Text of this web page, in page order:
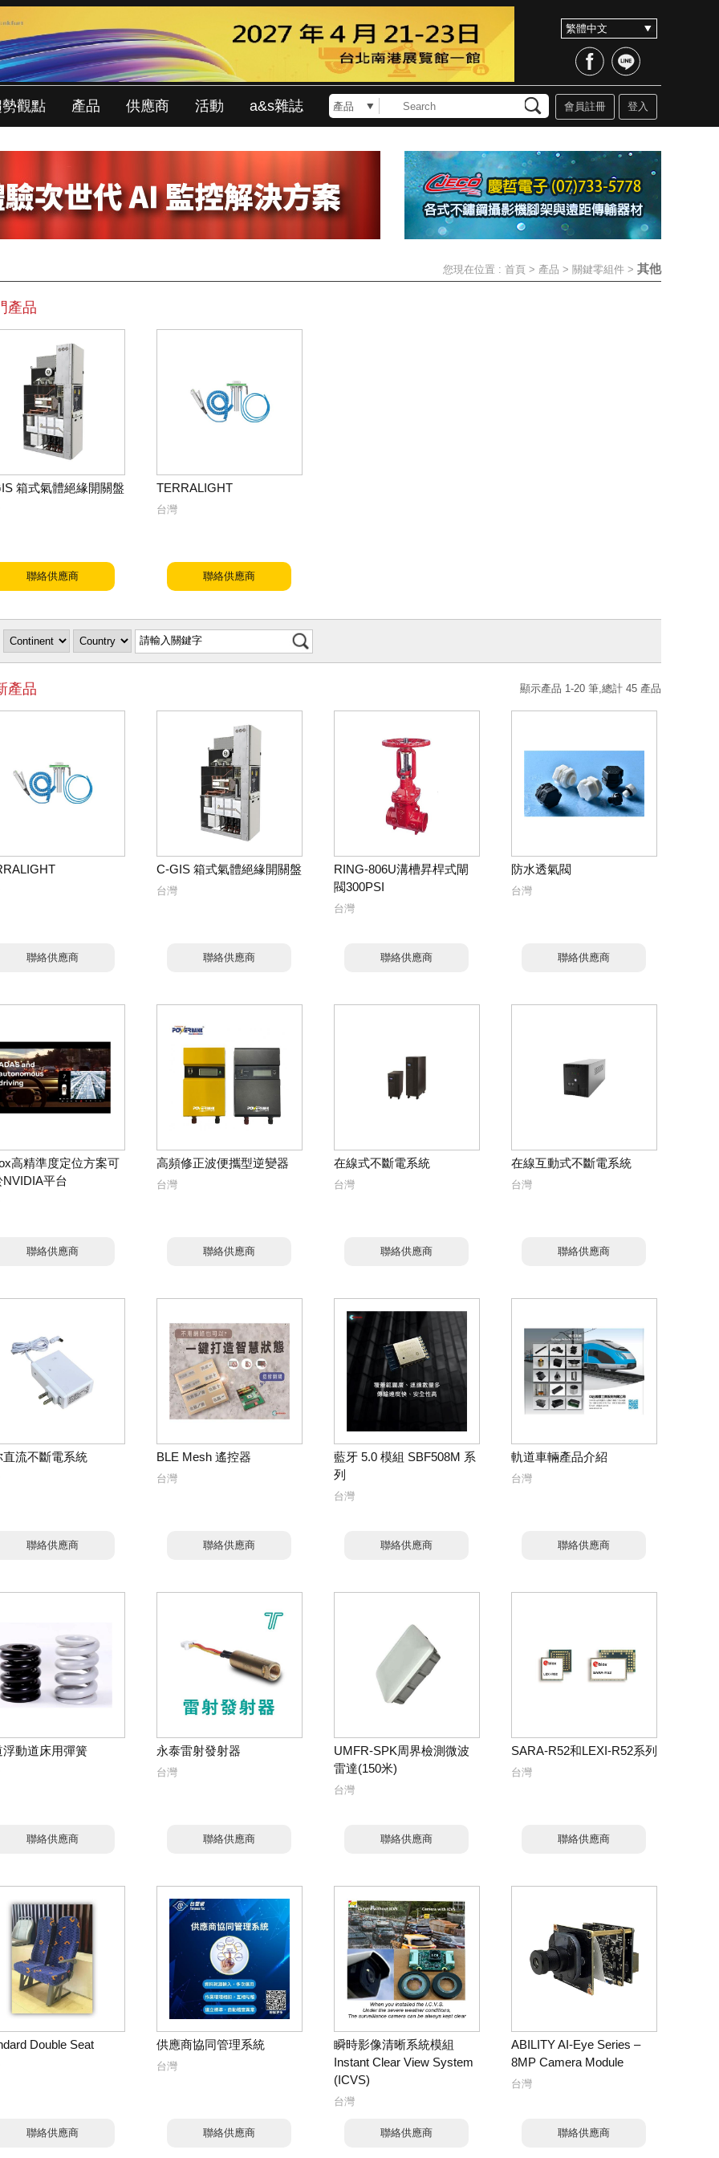
勢觀點 產品 供應商 活動 a&s雜誌 登入
會員註冊
您現在位置 : 首頁 > 產品 > 關鍵零組件 > 其他
產品
箱式氣體絕緣開關盤
聯絡供應商
TERRALIGHT
台灣
聯絡供應商
產品 顯示產品 1-20 筆,總計 45 產品
聯絡供應商
C-GIS 箱式氣體絕緣開關盤
台灣
聯絡供應商
RING-806U溝槽昇桿式閘
閥300PSI
台灣
聯絡供應商
防水透氣閥
台灣
聯絡供應商
高精準度定位方案可
NVIDIA平台
聯絡供應商
高頻修正波便攜型逆變器
台灣
聯絡供應商
在線式不斷電系統
台灣
聯絡供應商
在線互動式不斷電系統
台灣
聯絡供應商
直流不斷電系統
聯絡供應商
BLE Mesh 遙控器
台灣
聯絡供應商
藍牙 5.0 模組 SBF508M 系
列
台灣
聯絡供應商
軌道車輛產品介紹
台灣
聯絡供應商
浮動道床用彈簧
聯絡供應商
永泰雷射發射器
台灣
聯絡供應商
UMFR-SPK周界檢測微波
雷達(150米)
台灣
聯絡供應商
SARA-R52和LEXI-R52系列
台灣
聯絡供應商
Double Seat
聯絡供應商
供應商協同管理系統
台灣
聯絡供應商
瞬時影像清晰系統模組
Instant Clear View System
(ICVS)
台灣
聯絡供應商
ABILITY AI-Eye Series –
8MP Camera Module
台灣
聯絡供應商